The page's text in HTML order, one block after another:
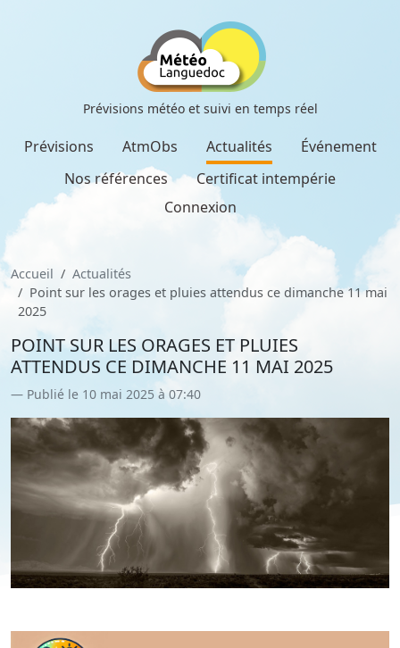
Prévisions météo et suivi en temps réel
Prévisions AtmObs Actualités
Événement
Nos références
Certificat intempérie
Connexion
Accueil
Actualités
Point sur les orages et pluies attendus ce dimanche 11 mai
2025
POINT SUR LES ORAGES ET PLUIES
ATTENDUS CE DIMANCHE 11 MAI 2025
Publié le 10 mai 2025 à 07:40